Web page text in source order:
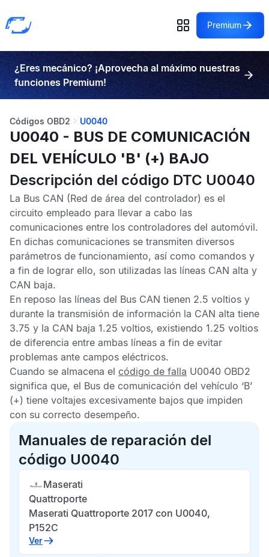
Premium
¿Eres mecánico? ¡Aprovecha al máximo nuestras
funciones Premium!
Códigos OBD2 U0040
U0040 - BUS DE COMUNICACIÓN
DEL VEHÍCULO 'B' (+) BAJO
Descripción del código DTC U0040
La Bus CAN (Red de área del controlador) es el
circuito empleado para llevar a cabo las
comunicaciones entre los controladores del automóvil.
En dichas comunicaciones se transmiten diversos
parámetros de funcionamiento, así como comandos y
a fin de lograr ello, son utilizadas las líneas CAN alta y
CAN baja.
En reposo las líneas del Bus CAN tienen 2.5 voltios y
durante la transmisión de información la CAN alta tiene
3.75 y la CAN baja 1.25 voltios, existiendo 1.25 voltios
de diferencia entre ambas líneas a fin de evitar
problemas ante campos eléctricos.
Cuando se almacena el código de falla U0040 OBD2
significa que, el Bus de comunicación del vehículo ‘B’
(+) tiene voltajes excesivamente bajos que impiden
con su correcto desempeño.
Manuales de reparación del
código U0040
Maserati
Quattroporte
Maserati Quattroporte 2017 con U0040,
P152C
Ver